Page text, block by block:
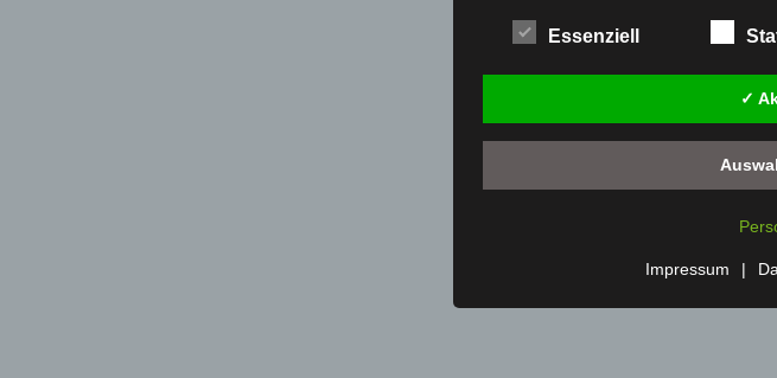
das Ordnen, die Speicherung, die
das Abfragen, die Verwendung,
oder eine andere Form der
die Einschränkung, das Löschen
d) Einschränkung der
Einschränkung der Verarbeitung
Profiling ist jede Art der
Daten, die darin besteht, dass
werden, um bestimmte
Essenziell
✓
Impressum |